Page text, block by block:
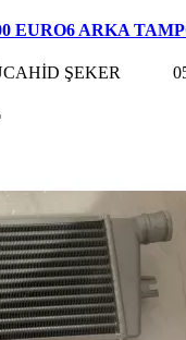
EURO6 ARKA
ŞEKER